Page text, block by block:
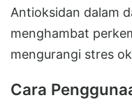
Antioksidan dalam
menghambat
mengurangi stres
Cara